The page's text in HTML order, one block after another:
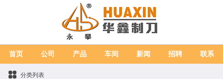
首页 公司 产品 车间 新闻 招聘 联系
分类列表